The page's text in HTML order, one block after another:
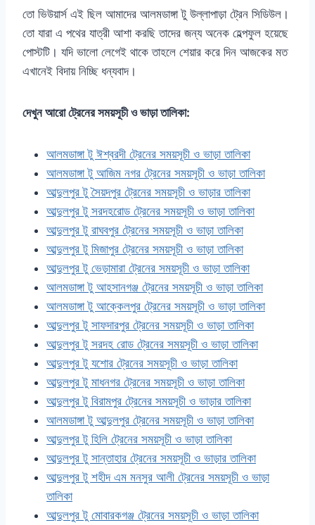
তো ভিউয়ার্স এই ছিল আমাদের আলমডাঙ্গা টু উল্লাপাড়া ট্রেন সিডিউল।
তো যারা এ পথের যাত্রী আশা করছি তাদের জন্য অনেক হেল্পফুল হয়েছে
পোস্টটি। যদি ভালো লেগেই থাকে তাহলে শেয়ার করে দিন আজকের মত
এখানেই বিদায় নিচ্ছি ধন্যবাদ।
দেখুন আরো ট্রেনের সময়সূচী ও ভাড়া তালিকা:
আলমডাঙ্গা টু ঈশ্বরদী ট্রেনের সময়সূচী ও ভাড়া তালিকা
আলমডাঙ্গা টু আজিম নগর ট্রেনের সময়সূচী ও ভাড়া তালিকা
আব্দুলপুর টু সৈয়দপুর ট্রেনের সময়সূচী ও ভাড়ার তালিকা
আব্দুলপুর টু সরদহরোড ট্রেনের সময়সূচী ও ভাড়া তালিকা
আব্দুলপুর টু রাঘবপুর ট্রেনের সময়সূচী ও ভাড়া তালিকা
আব্দুলপুর টু মিজাপুর ট্রেনের সময়সূচী ও ভাড়া তালিকা
আব্দুলপুর টু ভেড়ামারা ট্রেনের সময়সূচী ও ভাড়া তালিকা
আলমডাঙ্গা টু আহসানগঞ্জ ট্রেনের সময়সূচী ও ভাড়া তালিকা
আলমডাঙ্গা টু আক্কেলপুর ট্রেনের সময়সূচী ও ভাড়া তালিকা
আব্দুলপুর টু সাফদারপুর ট্রেনের সময়সূচী ও ভাড়া তালিকা
আব্দুলপুর টু সরদহ রোড ট্রেনের সময়সূচী ও ভাড়া তালিকা
আব্দুলপুর টু যশোর ট্রেনের সময়সূচী ও ভাড়া তালিকা
আব্দুলপুর টু মাধনগর ট্রেনের সময়সূচী ও ভাড়া তালিকা
আব্দুলপুর টু বিরামপুর ট্রেনের সময়সূচী ও ভাড়ার তালিকা
আলমডাঙ্গা টু আব্দুলপুর ট্রেনের সময়সূচী ও ভাড়া তালিকা
আব্দুলপুর টু হিলি ট্রেনের সময়সূচী ও ভাড়া তালিকা
আব্দুলপুর টু সান্তাহার ট্রেনের সময়সূচী ও ভাড়ার তালিকা
আব্দুলপুর টু শহীদ এম মনসুর আলী ট্রেনের সময়সূচী ও ভাড়া
তালিকা
আব্দুলপুর টু মোবারকগঞ্জ ট্রেনের সময়সূচী ও ভাড়া তালিকা